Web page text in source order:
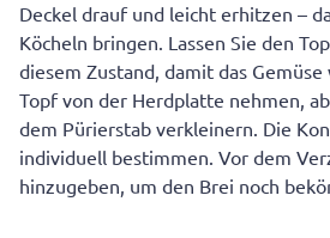
Deckel drauf und leicht erhitzen –
Köcheln bringen. Lassen Sie den
diesem Zustand, damit das
Topf von der Herdplatte nehmen,
dem Pürierstab verkleinern. Die
individuell bestimmen. Vor dem
hinzugeben, um den Brei noch